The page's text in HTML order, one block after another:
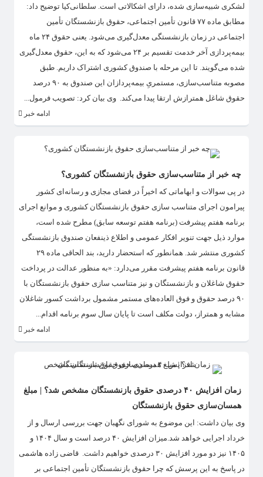
لشکری شبیه‌سازی شده، دارای اشکالاتی است. سلطانی‌کیا توضیح داد:
مطابق ماده ۷۷ قانون تأمین اجتماعی، حقوق بازنشستگان تأمین
اجتماعی در زمان بازنشستگی معدل‌گیری می‌شود. یعنی حقوق ۲۴ ماه
بیمه‌پردازی آخر خدمت تقسیم بر ۲۴ می‌شود که به این، حقوق معدل‌گیری
شده می‌گویند. تا این مرحله با صندوق کشوری اشتراک داریم. طبق
مصوبه متناسب‌سازی، مستمریِ بیمه‌پردازان این صندوق به ۹۰ درصد
حقوق شاغل همترازش ارتقا پیدا می‌کند. وی بیان کرد: تصویب فرمول...
ادامه خبر
چه خبر از متناسب‌سازی حقوق بازنشستگان کشوری؟
در پی سوالات و ابهاماتی که اخیراً در فضای مجازی و رسانه‌ای کشور
پیرامون اجرای متناسب سازی حقوق بازنشستگان کشوری و موانع اجرای
برنامه هفتم پیشرفت (برنامه هفتم توسعه سابق) مطرح شده است،
موارد ذیل جهت تنویر افکار عمومی و اطلاع ذینفعان صندوق بازنشستگی
کشوری منتشر شد. همانطور که استحضار دارید، بند الحاقی ماده ۲۹
قانون برنامه هفتم پیشرفت مقرر می‌دارد: «به منظور عدالت در پرداخت
حقوق شاغلان و بازنشستگان و نیز متناسب سازی حقوق بازنشستگان با
۹۰ درصد حقوق و فوق العاده‌های مستمر مشمول برداشت کسور شاغلان
مشابه و همتراز، دولت مکلف است تا پایان سال سوم برنامه اقدام...
ادامه خبر
زمان افزایش ۴۰ درصدی حقوق بازنشستگان مشخص شد؟ | مبلغ
همسان‌سازی حقوق بازنشستگان
وی بیان داشت: این موضوع به شورای نگهبان جهت بررسی ارسال و از
خرداد اجرایی خواهد شد.میزان افزایش ۴۰ درصد است و سال ۱۴۰۴ و
۱۴۰۵ نیز دو مورد افزایش ۳۰ درصدی خواهیم داشت. قاضی زاده هاشمی
در پاسخ به این پرسش که چرا حقوق بازنشستگان تأمین اجتماعی بر